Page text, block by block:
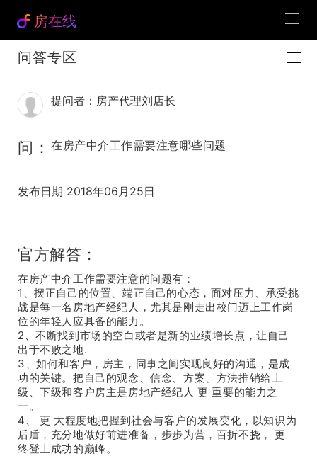
房在线
问答专区
提问者：房产代理刘店长
问： 在房产中介工作需要注意哪些问题
发布日期 2018年06月25日
官方解答：
在房产中介工作需要注意的问题有：
1、摆正自己的位置、端正自己的心态，面对压力、承受挑
战是每一名房地产经纪人，尤其是刚走出校门迈上工作岗
位的年轻人应具备的能力。
2、不断找到市场的空白或者是新的业绩增长点，让自己
出于不败之地.
3、如何和客户，房主，同事之间实现良好的沟通，是成
功的关键。把自己的观念、信念、方案、方法推销给上
级、下级和客户房主是房地产经纪人 更 重要的能力之
一。
4、 更 大程度地把握到社会与客户的发展变化，以知识为
后盾，充分地做好前进准备，步步为营，百折不挠， 更
终登上成功的巅峰。